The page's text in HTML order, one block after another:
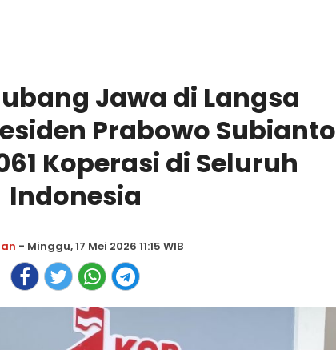
Jawa di Langsa
Prabowo Subianto
Koperasi di Seluruh
Indonesia
- Minggu, 17 Mei 2026 11:15 WIB